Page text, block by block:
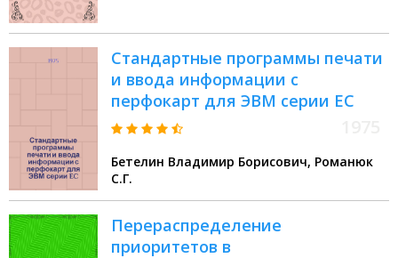
Стандартные программы печати
и ввода информации с
перфокарт для ЭВМ серии EC
Бетелин Владимир Борисович, Романюк
С.Г.
Перераспределение
приоритетов в